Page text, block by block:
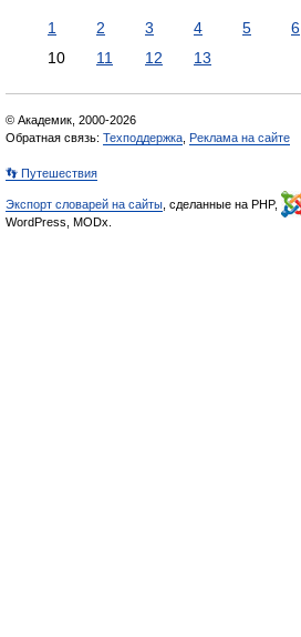
1 2 3 4 5 6
10
11 12 13
© Академик, 2000-2026
Обратная связь: Техподдержка Реклама на сайте
👣 Путешествия
Экспорт словарей на сайты , сделанные на PHP,
WordPress, MODx.